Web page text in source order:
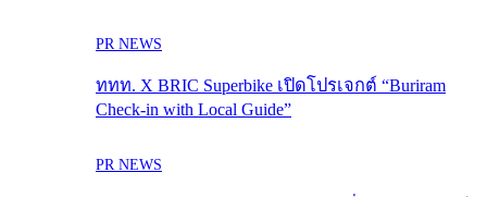
PR NEWS
ททท. X BRIC Superbike เปิดโปรเจกต์ “Buriram
Check-in with Local Guide”
PR NEWS